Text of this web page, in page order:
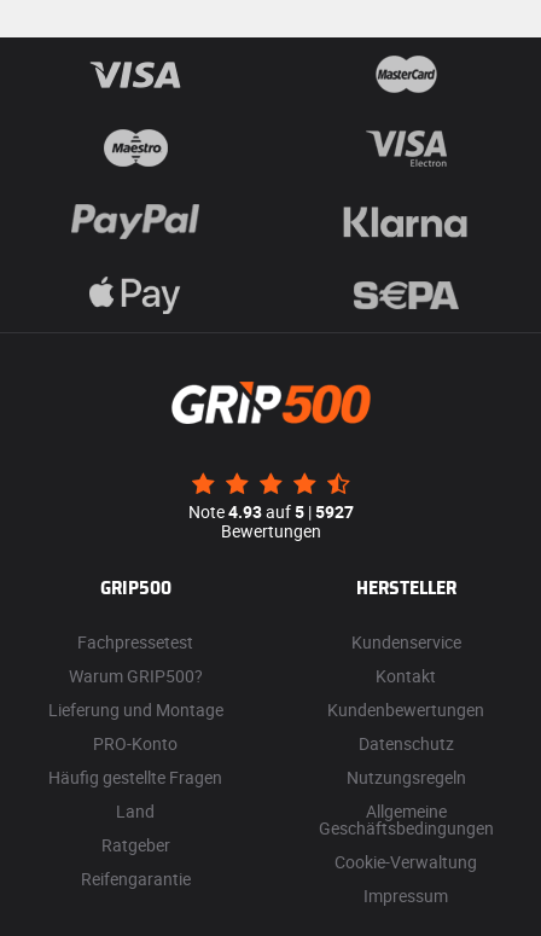
Note4.93auf5|5927
Bewertungen
GRIP500
Fachpressetest
Warum GRIP500?
Lieferung und Montage
PRO-Konto
Häufig gestellte Fragen
Land
Ratgeber
Reifengarantie
HERSTELLER
Kundenservice
Kontakt
Kundenbewertungen
Datenschutz
Nutzungsregeln
Allgemeine
Geschäftsbedingungen
Cookie-Verwaltung
Impressum